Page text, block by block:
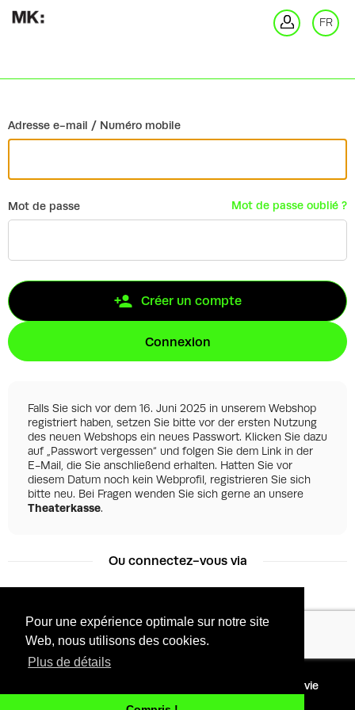
Pour une expérience optimale sur notre site
Web, nous utilisons des cookies.
Plus de détails
FR
Adresse e-mail / Numéro mobile
Mot de passe Mot de passe oublié ?
Créer un compte
Connexion
Falls Sie sich vor dem 16. Juni 2025 in unserem Webshop
registriert haben, setzen Sie bitte vor der ersten Nutzung
des neuen Webshops ein neues Passwort. Klicken Sie dazu
auf „Passwort vergessen“ und folgen Sie dem Link in der
E-Mail, die Sie anschließend erhalten. Hatten Sie vor
diesem Datum noch kein Webprofil, registrieren Sie sich
bitte neu. Bei Fragen wenden Sie sich gerne an unsere
Theaterkasse.
Ou connectez-vous via
Facebook
Tixly
Protection de la vie